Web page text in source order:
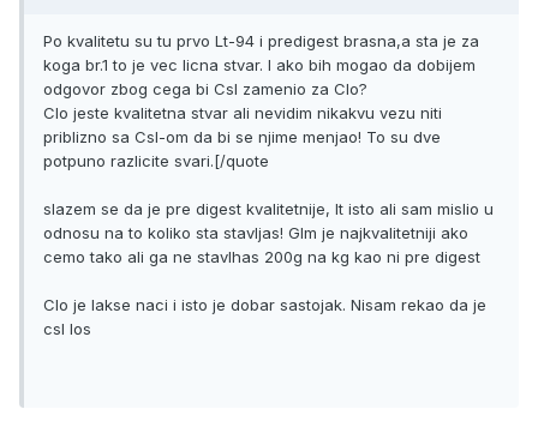
Po kvalitetu su tu prvo Lt-94 i predigest brasna,a sta je za
koga br.1 to je vec licna stvar. I ako bih mogao da dobijem
odgovor zbog cega bi Csl zamenio za Clo?
Clo jeste kvalitetna stvar ali nevidim nikakvu vezu niti
priblizno sa Csl-om da bi se njime menjao! To su dve
potpuno razlicite svari.[/quote
slazem se da je pre digest kvalitetnije, lt isto ali sam mislio u
odnosu na to koliko sta stavljas! Glm je najkvalitetniji ako
cemo tako ali ga ne stavlhas 200g na kg kao ni pre digest
Clo je lakse naci i isto je dobar sastojak. Nisam rekao da je
csl los